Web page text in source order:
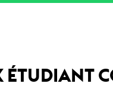
ÉTUDIANT